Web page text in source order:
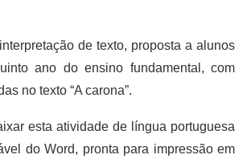
de texto, proposta a alunos
ano do ensino fundamental, com
no texto “A carona”.
esta atividade de língua portuguesa
do Word, pronta para impressão em